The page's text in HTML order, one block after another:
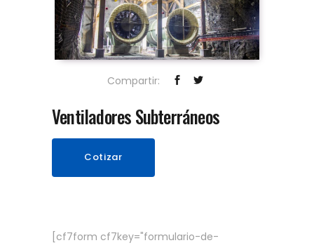
Compartir:
Ventiladores Subterráneos
Cotizar
[cf7form cf7key="formulario-de-